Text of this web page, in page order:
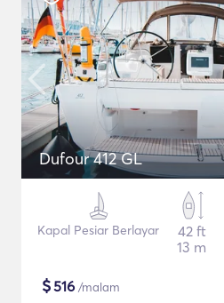
Dufour 412 GL
Kapal Pesiar Berlayar
42 ft
13 m
$516 /malam